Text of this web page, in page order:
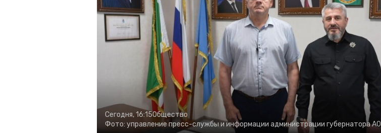
Сегодня, 16:15Общество
Фото: управление пресс-службы и информации администрации губернатора АО